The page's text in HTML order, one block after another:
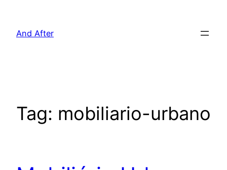
And After
Tag: mobiliario-urbano